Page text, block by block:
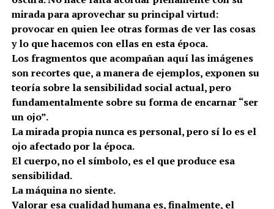
mirada para aprovechar su principal virtud:
provocar en quien lee otras formas de ver las cosas
y lo que hacemos con ellas en esta época.
Los fragmentos que acompañan aquí las imágenes
son recortes que, a manera de ejemplos, exponen su
teoría sobre la sensibilidad social actual, pero
fundamentalmente sobre su forma de encarnar “ser
un ojo”.
La mirada propia nunca es personal, pero sí lo es el
ojo afectado por la época.
El cuerpo, no el símbolo, es el que produce esa
sensibilidad.
La máquina no siente.
Valorar esa cualidad humana es, finalmente, el